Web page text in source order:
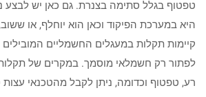
טפטוף בגלל סתימה בצנרת. גם כאן יש לבצע
היא במערכת הפיקוד וכאן הוא יוחלף, או
קיימות תקלות במעגלים החשמליים המובילים
לפתור רק חשמלאי מוסמך. במקרים של
רע, טפטוף וכדומה, ניתן לקבל מהטכנאי עצות